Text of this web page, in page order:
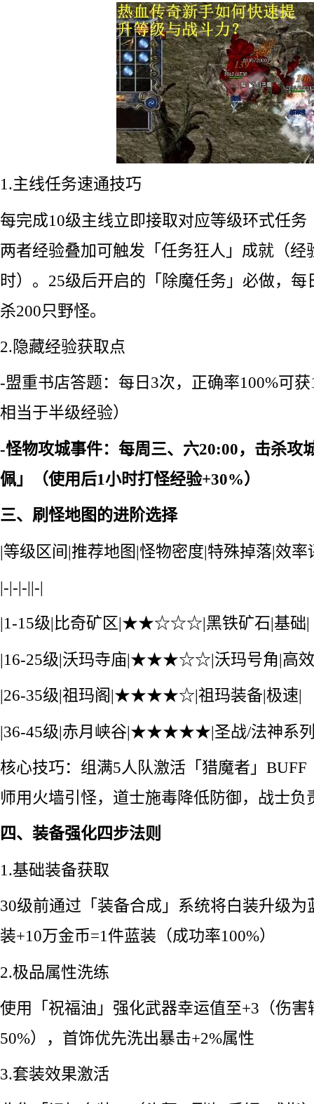
1.主线任务速通技巧
每完成10级主线立即接取对应等级环式任
两者经验叠加可触发「任务狂人」成就（经
时）。25级后开启的「除魔任务」必做，
杀200只野怪。
2.隐藏经验获取点
-盟重书店答题：每日3次，正确率100%可
相当于半级经验）
-怪物攻城事件：每周三、六20:00，击杀攻
佩」（使用后1小时打怪经验+30%）
三、刷怪地图的进阶选择
|等级区间|推荐地图|怪物密度|特殊掉落|效率
|-|-|-||-|
|1-15级|比奇矿区|★★☆☆☆|黑铁矿石|基础|
|16-25级|沃玛寺庙|★★★☆☆|沃玛号角|高
|26-35级|祖玛阁|★★★★☆|祖玛装备|极速|
|36-45级|赤月峡谷|★★★★★|圣战/法神系
核心技巧：组满5人队激活「猎魔者」BUFF
师用火墙引怪，道士施毒降低防御，战士负
四、装备强化四步法则
1.基础装备获取
30级前通过「装备合成」系统将白装升级为
装+10万金币=1件蓝装（成功率100%）
2.极品属性洗练
使用「祝福油」强化武器幸运值至+3（伤害
50%），首饰优先洗出暴击+2%属性
3.套装效果激活